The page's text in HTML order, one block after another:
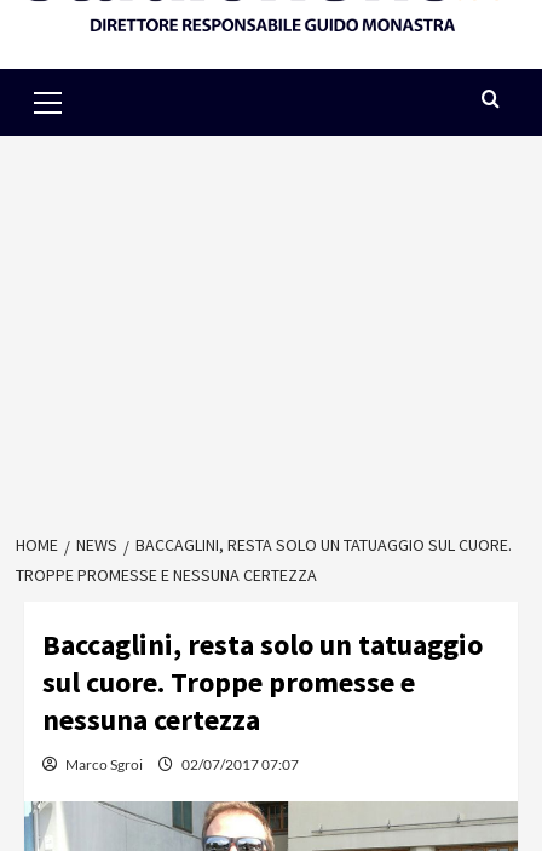
Menu
HOME NEWS
BACCAGLINI, RESTA SOLO UN TATUAGGIO SUL CUORE.
TROPPE PROMESSE E NESSUNA CERTEZZA
Baccaglini, resta solo un tatuaggio
sul cuore. Troppe promesse e
nessuna certezza
Marco Sgroi 02/07/2017 07:07